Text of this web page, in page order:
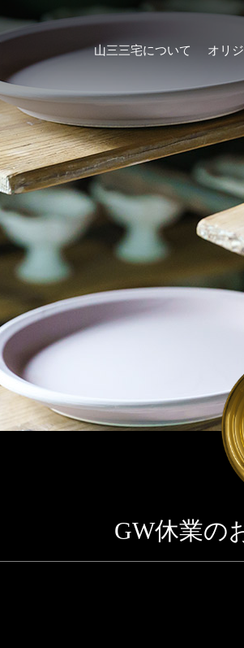
株式会社山三三宅
山三三宅について
オリ
GW休業の